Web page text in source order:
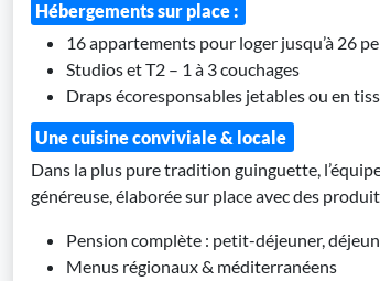
Hébergements sur place :
16 appartements pour loger jusqu’à 26
Studios et T2 – 1 à 3 couchages
Draps écoresponsables jetables ou en
Une cuisine conviviale & locale
Dans la plus pure tradition guinguette,
généreuse, élaborée sur place avec des
Pension complète : petit-déjeuner,
Menus régionaux & méditerranéens